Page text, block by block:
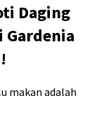
Daging
Gardenia
makan adalah